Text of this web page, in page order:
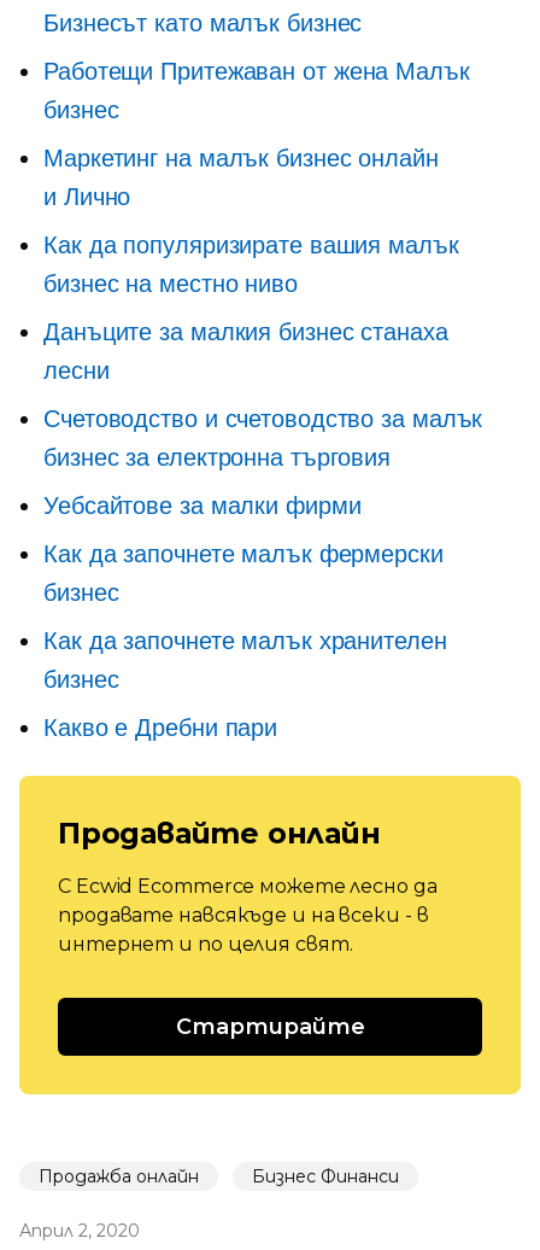
Бизнесът като малък бизнес
Работещи Притежаван от женаМалък
бизнес
Маркетинг на малък бизнес онлайн
и Лично
Как да популяризирате вашия малък
бизнес на местно ниво
Данъците за малкия бизнес станаха
лесни
Счетоводство и счетоводство за малък
бизнес за електронна търговия
Уебсайтове за малки фирми
Как да започнете малък фермерски
бизнес
Как да започнете малък хранителен
бизнес
Какво е Дребни пари
Продавайте онлайн
С Ecwid Ecommerce можете лесно да
продавате навсякъде и на всеки - в
интернет и по целия свят.
Стартирайте
Продажба онлайн Бизнес Финанси
Април 2, 2020